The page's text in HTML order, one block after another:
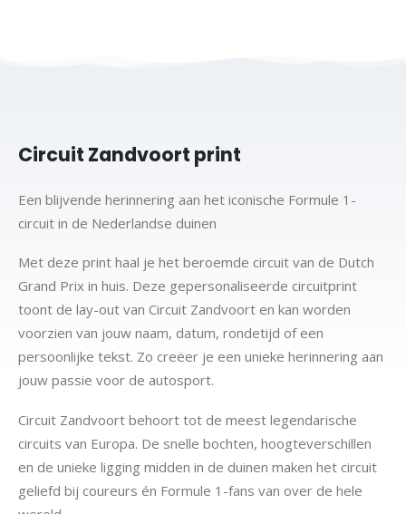
Circuit Zandvoort print
Een blijvende herinnering aan het iconische Formule 1-
circuit in de Nederlandse duinen
Met deze print haal je het beroemde circuit van de Dutch
Grand Prix in huis. Deze gepersonaliseerde circuitprint
toont de lay-out van Circuit Zandvoort en kan worden
voorzien van jouw naam, datum, rondetijd of een
persoonlijke tekst. Zo creëer je een unieke herinnering aan
jouw passie voor de autosport.
Circuit Zandvoort behoort tot de meest legendarische
circuits van Europa. De snelle bochten, hoogteverschillen
en de unieke ligging midden in de duinen maken het circuit
geliefd bij coureurs én Formule 1-fans van over de hele